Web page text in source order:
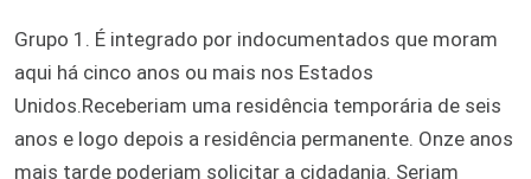
Grupo 1. É integrado por indocumentados que moram
aqui há cinco anos ou mais nos Estados
Unidos.Receberiam uma residência temporária de seis
anos e logo depois a residência permanente. Onze anos
mais tarde poderiam solicitar a cidadania. Seriam